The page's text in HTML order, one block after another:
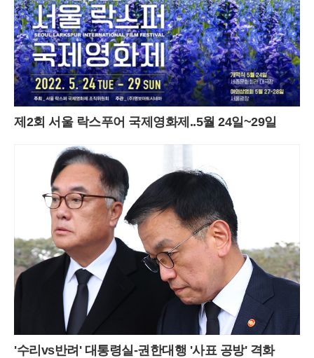
제2회 서울 락스푸어 국제영화제..5월 24일~29일
'수리vs반려' 대통령실-권한대행 '사표 공방' 격화